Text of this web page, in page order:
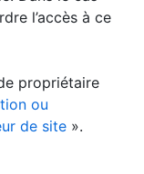
l’accès à ce
propriétaire
ou
de site ».